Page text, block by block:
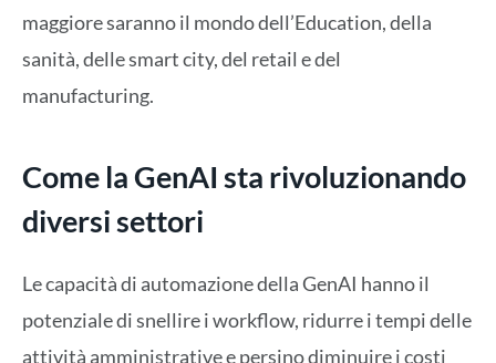
maggiore saranno il mondo dell’Education, della
sanità, delle smart city, del retail e del
manufacturing.
Come la GenAI sta rivoluzionando
diversi settori
Le capacità di automazione della GenAI hanno il
potenziale di snellire i workflow, ridurre i tempi delle
attività amministrative e persino diminuire i costi